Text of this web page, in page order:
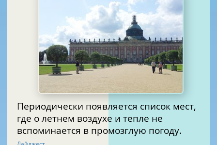
Периодически появляется список мест,
где о летнем воздухе и тепле не
вспоминается в промозглую погоду.